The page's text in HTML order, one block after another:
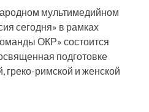
мультимедийном
сегодня» в рамках
ОКР» состоится
подготовке
греко-римской и женской